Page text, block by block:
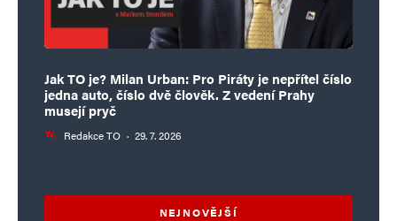
Jak TO je? Milan Urban: Pro Piráty je nepřítel číslo
jedna auto, číslo dvě člověk. Z vedení Prahy
musejí pryč
Redakce TO · 29. 7. 2026
NEJNOVĚJŠÍ